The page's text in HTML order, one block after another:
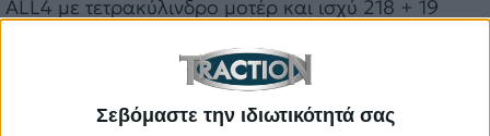
Σεβόμαστε την ιδιωτικότητά σας
ALL4 με τετρακύλινδρο μοτέρ και ισχύ 218 + 19
John Cooper Works ALL4 των 300 ίππων.